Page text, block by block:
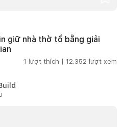
giữ nhà thờ tổ bằng giải
1 lượt thích | 12.352 lượt xem